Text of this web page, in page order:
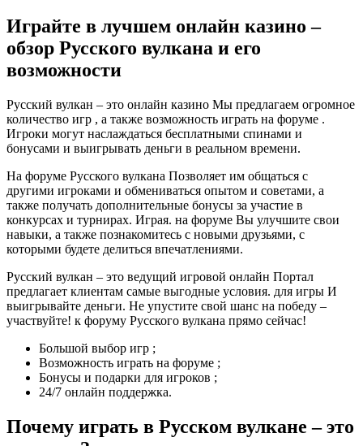
Играйте в лучшем онлайн казино –
обзор Русского вулкана и его
возможности
Русский вулкан – это онлайн казино Мы предлагаем огромное
количество игр , а также возможность играть на форуме .
Игроки могут наслаждаться бесплатными спинами и
бонусами и выигрывать деньги в реальном времени.
На форуме Русского вулкана Позволяет им общаться с
другими игроками и обмениваться опытом и советами, а
также получать дополнительные бонусы за участие в
конкурсах и турнирах. Играя. на форуме Вы улучшите свои
навыки, а также познакомитесь с новыми друзьями, с
которыми будете делиться впечатлениями.
Русский вулкан – это ведущий игровой онлайн Портал
предлагает клиентам самые выгодные условия. для игры И
выигрывайте деньги. Не упустите свой шанс на победу –
участвуйте! к форуму Русского вулкана прямо сейчас!
Большой выбор игр ;
Возможность играть на форуме ;
Бонусы и подарки для игроков ;
24/7 онлайн поддержка.
Почему играть в Русском вулкане – это